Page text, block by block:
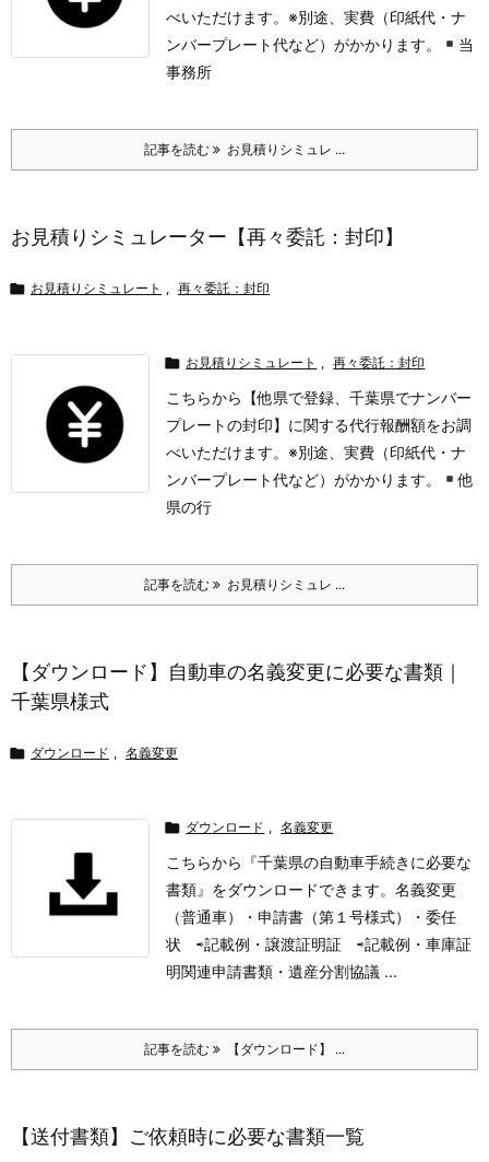
べいただけます。※別途、実費（印紙代・ナ
ンバープレート代など）がかかります。
当
事務所
記事を読む お見積りシミュレ ...
お見積りシミュレーター【再々委託：封印】
 お見積りシミュレート , 再々委託：封印
 お見積りシミュレート , 再々委託：封印
こちらから【他県で登録、千葉県でナンバー
プレートの封印】に関する代行報酬額をお調
べいただけます。※別途、実費（印紙代・ナ
ンバープレート代など）がかかります。
他
県の行
記事を読む お見積りシミュレ ...
【ダウンロード】自動車の名義変更に必要な書類｜
千葉県様式
 ダウンロード , 名義変更
 ダウンロード , 名義変更
こちらから『千葉県の自動車手続きに必要な
書類』をダウンロードできます。名義変更
（普通車）・申請書（第１号様式）
・委任
状 ⇨記載例 ・譲渡証明証 ⇨記載例 ・車庫証
明関連申請書類 ・遺産分割協議 ...
記事を読む 【ダウンロード】 ...
【送付書類】ご依頼時に必要な書類一覧